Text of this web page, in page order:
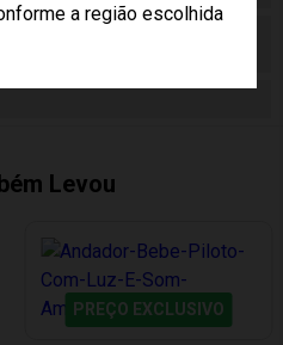
a região escolhida
Levou
PREÇO EXCLUSIVO